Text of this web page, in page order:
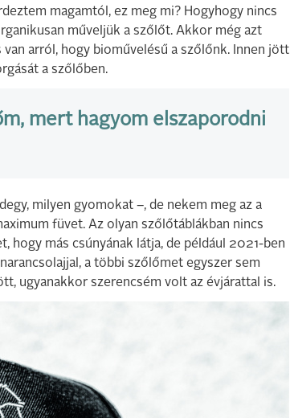
magamtól, ez meg mi? Hogyhogy nincs
műveljük a szőlőt. Akkor még azt
arról, hogy bioművelésű a szőlőnk. Innen jött
a szőlőben.
mert hagyom elszaporodni
milyen gyomokat –, de nekem meg az a
füvet. Az olyan szőlőtáblákban nincs
hogy más csúnyának látja, de például 2021-ben
a többi szőlőmet egyszer sem
ugyanakkor szerencsém volt az évjárattal is.